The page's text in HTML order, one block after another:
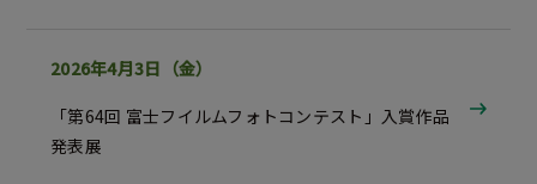
2026年4月3日（金）
「第64回 富士フイルムフォトコンテスト」入賞作品
発表展